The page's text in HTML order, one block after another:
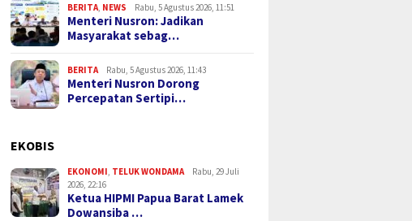
BERITA NEWS Rabu, 5 Agustus 2026, 11:51
Menteri Nusron: Jadikan
Masyarakat sebag…
BERITA Rabu, 5 Agustus 2026, 11:43
Menteri Nusron Dorong
Percepatan Sertipi…
EKOBIS
EKONOMI TELUK WONDAMA
Rabu, 29 Juli
2026, 22:16
Ketua HIPMI Papua Barat Lamek
Dowansiba …